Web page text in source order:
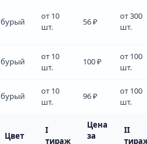
бурый
от 10
шт.
56 ₽
от 300
шт.
бурый
от 10
шт.
100 ₽
от 100
шт.
бурый
от 10
шт.
96 ₽
от 100
шт.
Цвет
I
тираж
Цена
за
II